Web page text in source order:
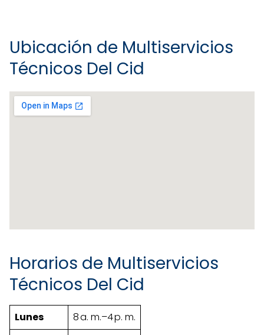
Ubicación de Multiservicios
Técnicos Del Cid
Horarios de Multiservicios
Técnicos Del Cid
Lunes
8 a. m.–4 p. m.